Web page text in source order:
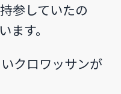
参していたの
ます。
クロワッサンが